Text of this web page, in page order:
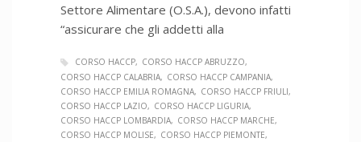
Settore Alimentare (O.S.A.), devono infatti
“assicurare che gli addetti alla
CORSO HACCP
CORSO HACCP ABRUZZO
CORSO HACCP CALABRIA
CORSO HACCP CAMPANIA
CORSO HACCP EMILIA ROMAGNA
CORSO HACCP FRIULI
CORSO HACCP LAZIO
CORSO HACCP LIGURIA
CORSO HACCP LOMBARDIA
CORSO HACCP MARCHE
CORSO HACCP MOLISE
CORSO HACCP PIEMONTE